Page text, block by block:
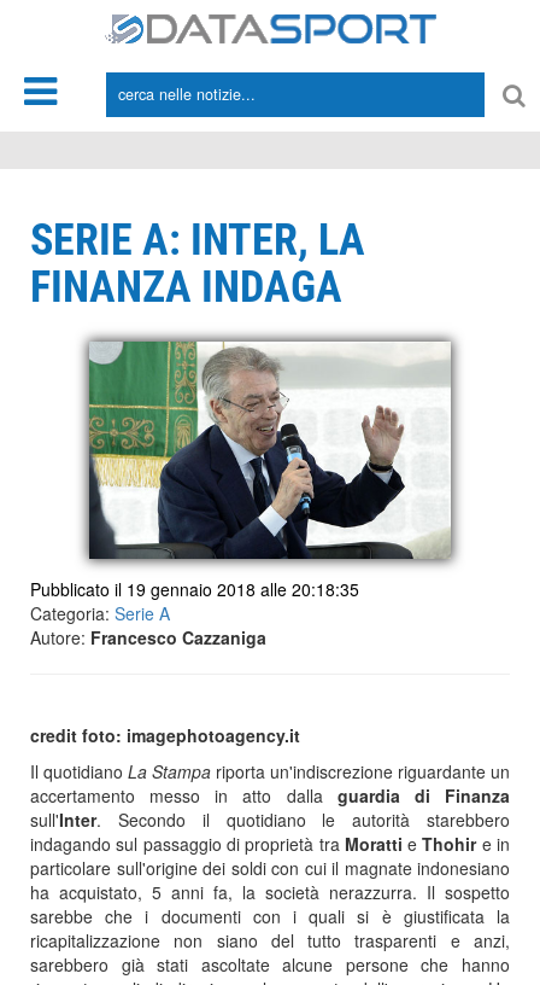
SERIE A: INTER, LA
FINANZA INDAGA
Pubblicato il 19 gennaio 2018 alle 20:18:35
Categoria: Serie A
Autore: Francesco Cazzaniga
credit foto: imagephotoagency.it
Il quotidiano La Stampa riporta un'indiscrezione riguardante un
accertamento messo in atto dalla guardia di Finanza
sull'Inter. Secondo il quotidiano le autorità starebbero
indagando sul passaggio di proprietà tra Moratti eThohire in
particolare sull'origine dei soldi con cui il magnate indonesiano
ha acquistato, 5 anni fa, la società nerazzurra. Il sospetto
sarebbe che i documenti con i quali si è giustificata la
ricapitalizzazione non siano del tutto trasparenti e anzi,
sarebbero già stati ascoltate alcune persone che hanno